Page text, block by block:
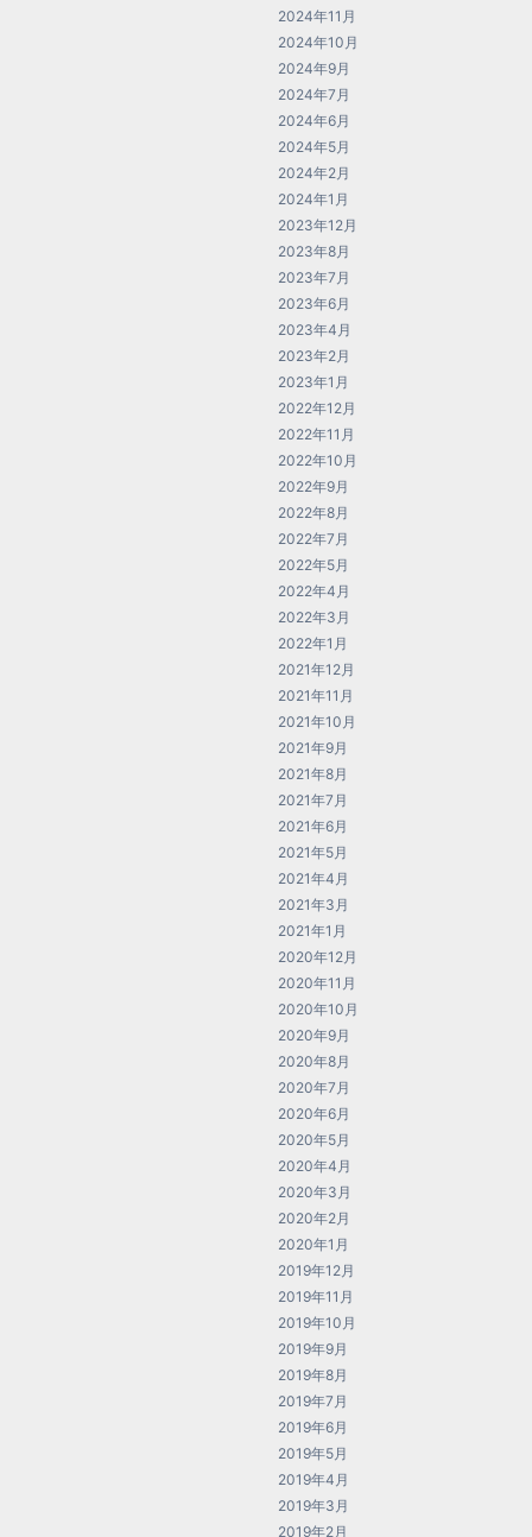
2024年11月
2024年10月
2024年9月
2024年7月
2024年6月
2024年5月
2024年2月
2024年1月
2023年12月
2023年8月
2023年7月
2023年6月
2023年4月
2023年2月
2023年1月
2022年12月
2022年11月
2022年10月
2022年9月
2022年8月
2022年7月
2022年5月
2022年4月
2022年3月
2022年1月
2021年12月
2021年11月
2021年10月
2021年9月
2021年8月
2021年7月
2021年6月
2021年5月
2021年4月
2021年3月
2021年1月
2020年12月
2020年11月
2020年10月
2020年9月
2020年8月
2020年7月
2020年6月
2020年5月
2020年4月
2020年3月
2020年2月
2020年1月
2019年12月
2019年11月
2019年10月
2019年9月
2019年8月
2019年7月
2019年6月
2019年5月
2019年4月
2019年3月
2019年2月